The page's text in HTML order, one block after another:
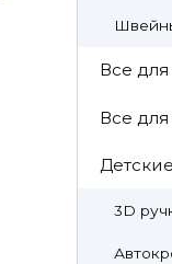
Все
Все
3D